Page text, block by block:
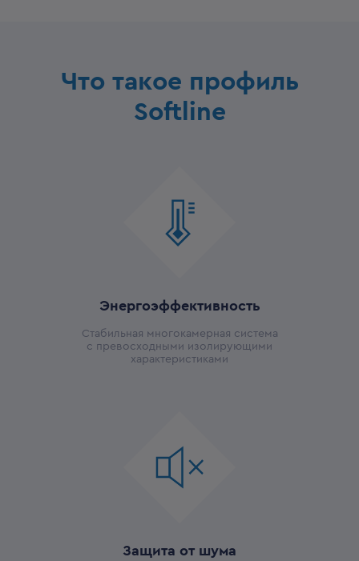
Что такое профиль
Softline
Энергоэффективность
Стабильная многокамерная система
с превосходными изолирующими
характеристиками
Защита от шума